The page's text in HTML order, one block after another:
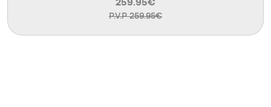
259.95€
P.V.P 259.95€